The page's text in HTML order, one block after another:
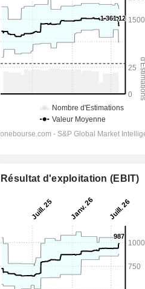
Résultat d'exploitation (EBIT)